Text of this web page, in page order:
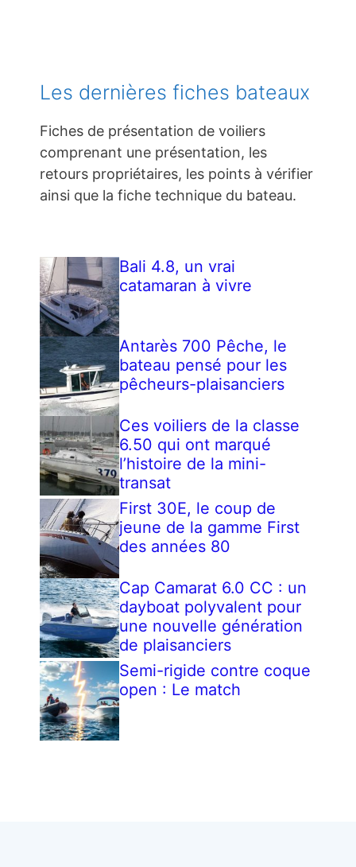
Les dernières fiches bateaux
Fiches de présentation de voiliers
comprenant une présentation, les
retours propriétaires, les points à vérifier
ainsi que la fiche technique du bateau.
Bali 4.8, un vrai
catamaran à vivre
Antarès 700 Pêche, le
bateau pensé pour les
pêcheurs-plaisanciers
Ces voiliers de la classe
6.50 qui ont marqué
l’histoire de la mini-
transat
First 30E, le coup de
jeune de la gamme First
des années 80
Cap Camarat 6.0 CC : un
dayboat polyvalent pour
une nouvelle génération
de plaisanciers
Semi-rigide contre coque
open : Le match